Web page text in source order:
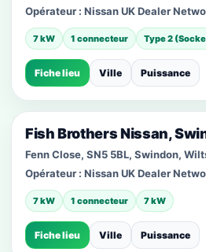
Opérateur : Nissan UK Dealer
7 kW 1 connecteur Type 2
Fiche lieu Ville Puissance
Fish Brothers Nissan,
Fenn Close, SN5 5BL, Swindon,
Opérateur : Nissan UK Dealer
7 kW 1 connecteur 7 kW
Fiche lieu Ville Puissance